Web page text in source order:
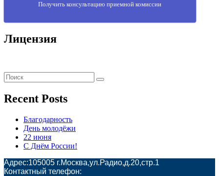
Получить консультацию приемной комиссии
Лицензия
Recent Posts
Благодарность
День молодёжи
22 июня
С Днём России!
Адрес:105005 г.Москва,ул.Радио,д.20,стр.1
Контактный телефон: